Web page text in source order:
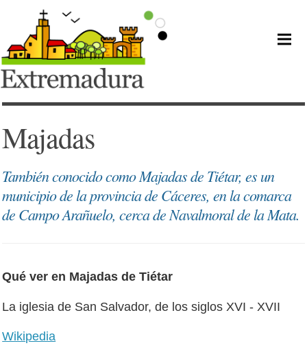
Majadas
También conocido como Majadas de Tiétar, es un
municipio de la provincia de Cáceres, en la comarca
de Campo Arañuelo, cerca de Navalmoral de la Mata.
Qué ver en Majadas de Tiétar
La iglesia de San Salvador, de los siglos XVI - XVII
Wikipedia